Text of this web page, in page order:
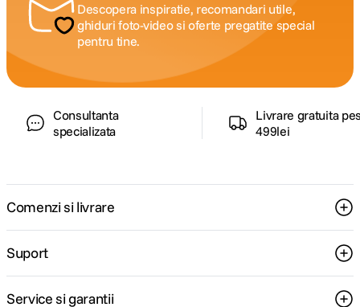
Descopera inspiratie, recomandari utile,
ghiduri foto-video si oferte pregatite special
pentru tine.
Consultanta
specializata
Livrare gratuita
499lei
Comenzi si livrare
Suport
Service si garantii